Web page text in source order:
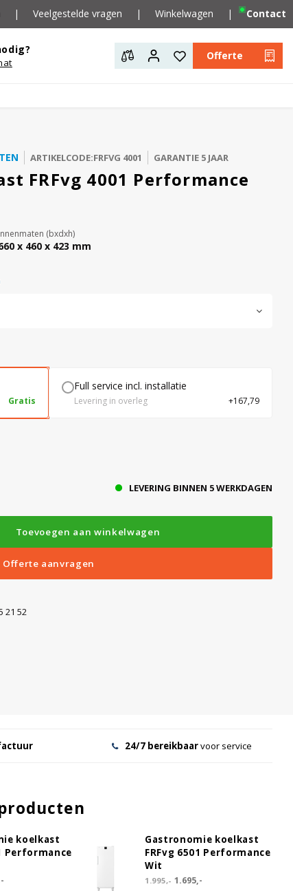
| Veelgestelde vragen | Winkelwagen | Contact
Offerte
ARTIKELCODE:FRFVG 4001 GARANTIE 5 JAAR
FRFvg 4001 Performance
(bxdxh)
x 460 x 423 mm
Gratis
Full service incl. installatie
Levering in overleg +167,79
LEVERING BINNEN 5 WERKDAGEN
Toevoegen aan winkelwagen
Offerte aanvragen
21 52
24/7 bereikbaarvoor service
koelkast
Performance
Gastronomie koelkast
FRFvg 6501 Performance
Wit
1.995,- 1.695,-